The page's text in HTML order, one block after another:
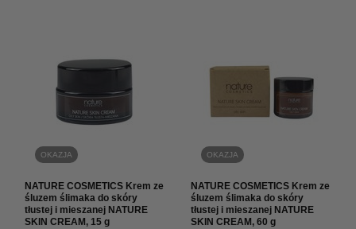
OKAZJA
NATURE COSMETICS Krem ze
śluzem ślimaka do skóry
tłustej i mieszanej NATURE
SKIN CREAM, 15 g
OKAZJA
NATURE COSMETICS Krem ze
śluzem ślimaka do skóry
tłustej i mieszanej NATURE
SKIN CREAM, 60 g